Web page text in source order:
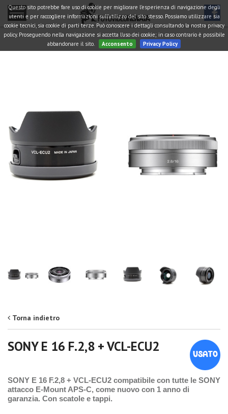
Questo sito potrebbe fare uso di cookie per migliorare l'esperienza di navigazione degli
utenti e per raccogliere informazioni sull'utilizzo del sito stesso. Possiamo utilizzare sia
cookie tecnici, sia cookie di parti terze. Può conoscere i dettagli consultando la nostra privacy
policy. Proseguendo nella navigazione si accetta l'uso dei cookie; in caso contrario è possibile
abbandonare il sito.
Acconsento Privacy Policy
Torna indietro
SONY E 16 F.2,8 + VCL-ECU2
SONY E 16 F.2,8 + VCL-ECU2 compatibile con tutte le SONY
attacco E-Mount APS-C, come nuovo con 1 anno di
garanzia. Con scatole e tappi.